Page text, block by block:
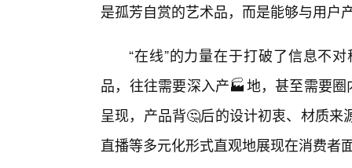
是孤芳自赏的艺术品，而是能够与用户
“在线”的力量在于打破了信息不
品，往往需要深入产🏭地，甚至需要
呈现，产品背🤔后的设计初衷、材质
直播等多元化形式直观地展现在消费者